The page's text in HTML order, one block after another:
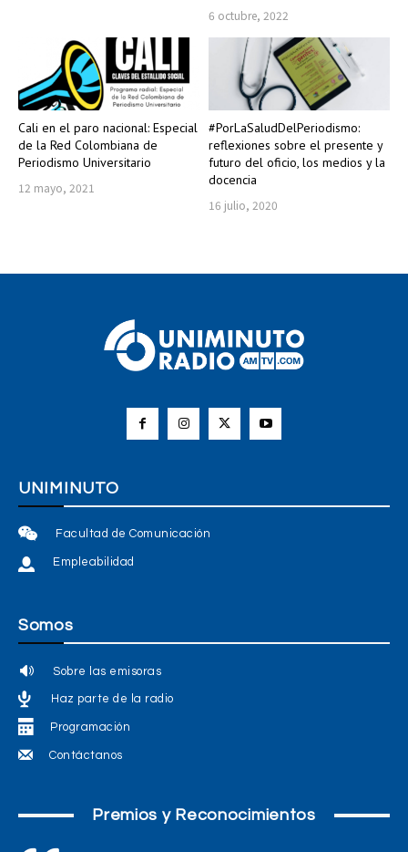
6 octubre, 2022
Cali en el paro nacional: Especial
de la Red Colombiana de
Periodismo Universitario
12 mayo, 2021
#PorLaSaludDelPeriodismo:
reflexiones sobre el presente y
futuro del oficio, los medios y la
docencia
16 julio, 2020
UNIMINUTO
Facultad de Comunicación
Empleabilidad
Somos
Sobre las emisoras
Haz parte de la radio
Programación
Contáctanos
Premios y Reconocimientos